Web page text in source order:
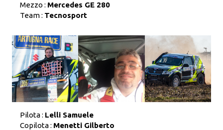
Mezzo : Mercedes GE 280
Team : Tecnosport
Pilota : Lelli Samuele
Copilota : Menetti Gilberto